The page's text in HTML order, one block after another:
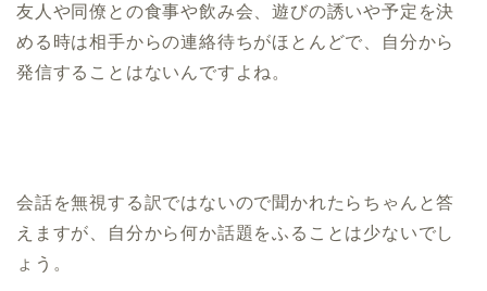
友人や同僚との食事や飲み会、遊びの誘いや予定を決
める時は相手からの連絡待ちがほとんどで、自分から
発信することはないんですよね。
会話を無視する訳ではないので聞かれたらちゃんと答
えますが、自分から何か話題をふることは少ないでし
ょう。